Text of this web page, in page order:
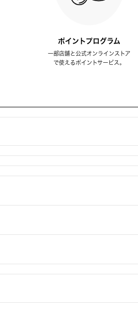
ポイントプログラム
一部店舗と公式オンラインストア
で使えるポイントサービス。